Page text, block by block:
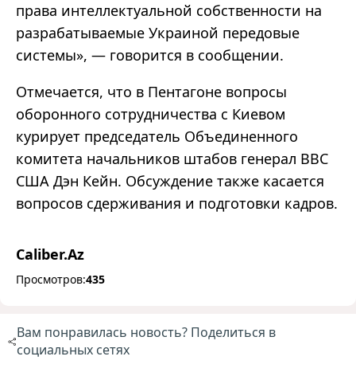
права интеллектуальной собственности на
разрабатываемые Украиной передовые
системы», — говорится в сообщении.
Отмечается, что в Пентагоне вопросы
оборонного сотрудничества с Киевом
курирует председатель Объединенного
комитета начальников штабов генерал ВВС
США Дэн Кейн. Обсуждение также касается
вопросов сдерживания и подготовки кадров.
Caliber.Az
Просмотров:435
Вам понравилась новость? Поделиться в
социальных сетях